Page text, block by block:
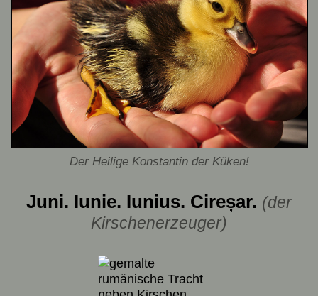
Der Heilige Konstantin der Küken!
Juni. Iunie. Iunius. Cireșar. (der
Kirschenerzeuger)